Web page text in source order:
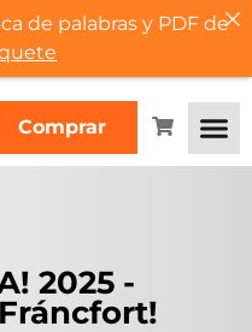
Comprar
2025 -
de palabras y PDF de